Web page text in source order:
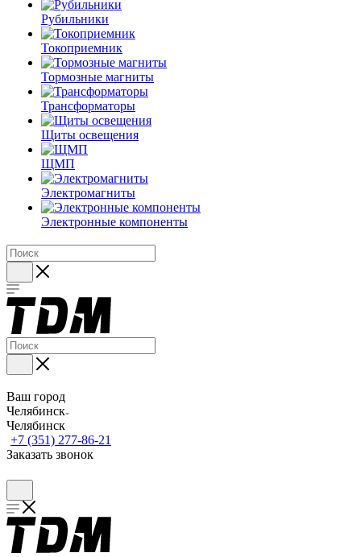
Рубильники
Токоприемник
Тормозные магниты
Трансформаторы
Щиты освещения
ЩМП
Электромагниты
Электронные компоненты
Ваш город
Челябинск
Челябинск
+7 (351) 277-86-21
Заказать звонок